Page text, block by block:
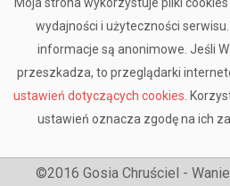
wydajności i użyteczności
informacje są anonimowe. Jeśli
przeszkadza, to przeglądarki
ustawień dotyczących cookies .
ustawień oznacza zgodę na ich
©2016 Gosia Chruściel -